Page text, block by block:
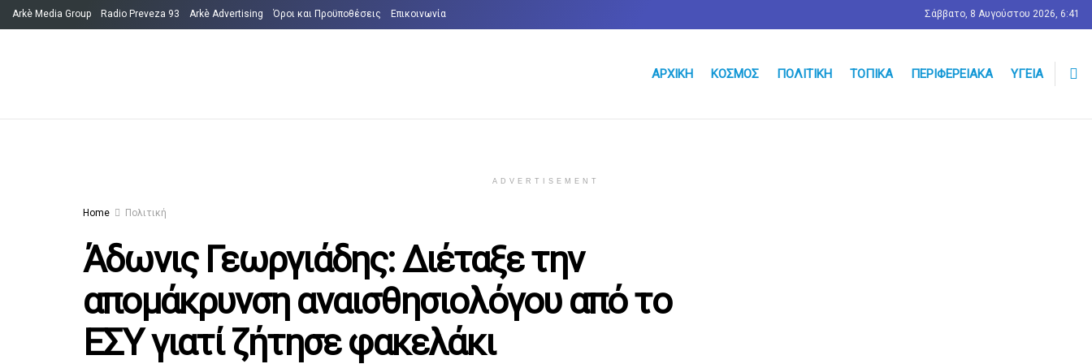
Arkè Media Group Radio Preveza 93 Arkè Advertising Όροι και Προϋποθέσεις Επικοινωνία Σάββατο, 8 Αυγούστου 2026, 6:41
ΑΡΧΙΚΉ ΚΌΣΜΟΣ ΠΟΛΙΤΙΚΉ ΤΟΠΙΚΆ ΠΕΡΙΦΕΡΕΙΑΚΆ ΥΓΕΊΑ
ADVERTISEMENT
Home Πολιτική
Άδωνις Γεωργιάδης: Διέταξε την
απομάκρυνση αναισθησιολόγου από το
ΕΣΥ γιατί ζήτησε φακελάκι